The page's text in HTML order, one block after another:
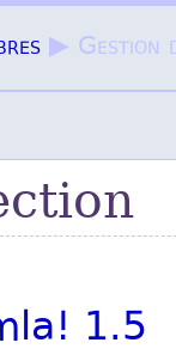
▶ Gestion
1.5